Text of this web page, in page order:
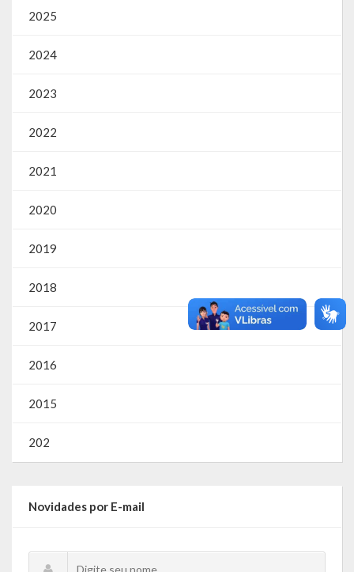
SIC
Contratos
2025
2024
2023
2022
2021
2020
2019
2018
2017
2016
2015
202
Novidades por E-mail